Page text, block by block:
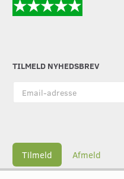
TILMELD NYHEDSBREV
adresse
Tilmeld Afmeld